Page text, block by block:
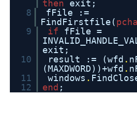
then
exit;
8
fFile :=
FindFirstfile(
9
if
fFile =
exit;
10
result := (wfd .
(MAXDWORD))+wfd .
11
windows .
12
end ;